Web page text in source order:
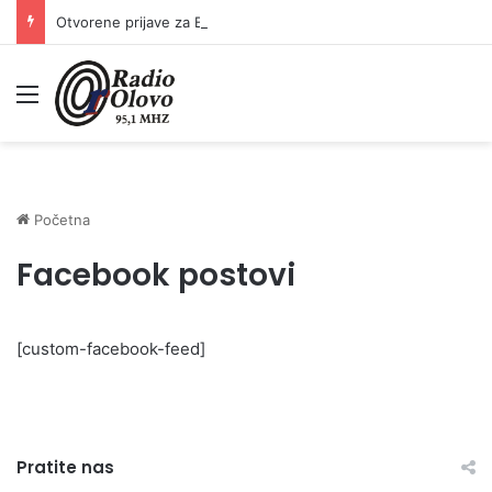
Meni
Početna
Facebook postovi
[custom-facebook-feed]
Pratite nas